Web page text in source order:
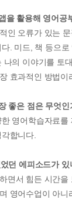
을 활용해 영어공
인 오류가 있는
. 미드, 책 등으
나의 이야기를 토
효과적인 방법이
좋은 점은 무엇인
영어학습자료를
합니다.
던 에피소드가 있
면서 힘든 시간
영어수업이 아니